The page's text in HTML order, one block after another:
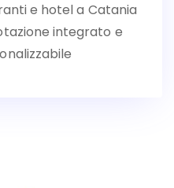
e hotel a Catania
integrato e